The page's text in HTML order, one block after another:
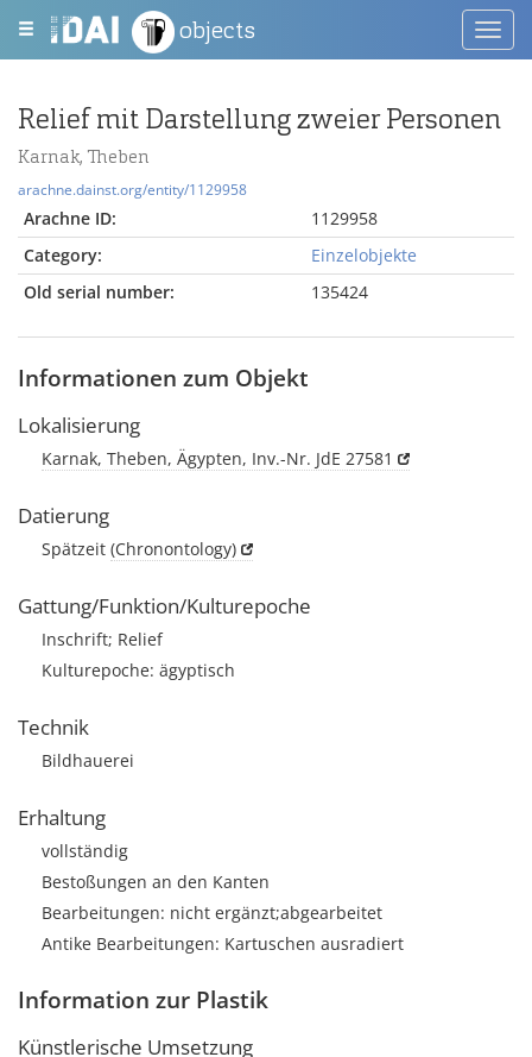
objects
Relief mit Darstellung zweier Personen
Karnak, Theben
arachne.dainst.org/entity/1129958
Arachne ID:
1129958
Category:
Einzelobjekte
Old serial number:
135424
Informationen zum Objekt
Lokalisierung
Karnak, Theben, Ägypten, Inv.-Nr. JdE 27581
Datierung
Spätzeit (Chronontology)
Gattung/Funktion/Kulturepoche
Inschrift; Relief
Kulturepoche: ägyptisch
Technik
Bildhauerei
Erhaltung
vollständig
Bestoßungen an den Kanten
Bearbeitungen: nicht ergänzt;abgearbeitet
Antike Bearbeitungen: Kartuschen ausradiert
Information zur Plastik
Künstlerische Umsetzung